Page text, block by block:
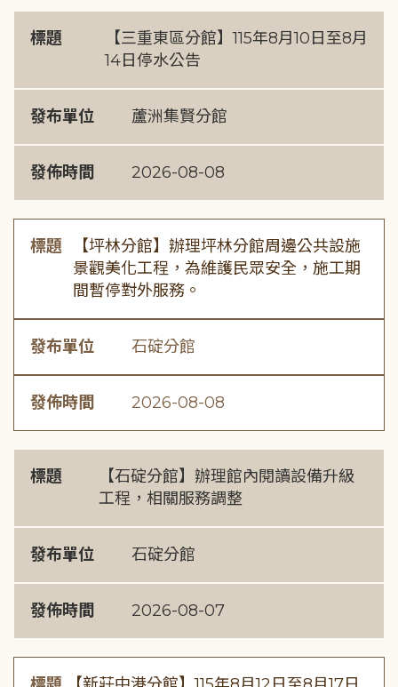
標題
【三重東區分館】115年8月10日至8月
14日停水公告
發布單位 蘆洲集賢分館
發佈時間 2026-08-08
標題
【坪林分館】辦理坪林分館周邊公共設施
景觀美化工程，為維護民眾安全，施工期
間暫停對外服務。
發布單位 石碇分館
發佈時間 2026-08-08
標題
【石碇分館】辦理館內閱讀設備升級
工程，相關服務調整
發布單位 石碇分館
發佈時間 2026-08-07